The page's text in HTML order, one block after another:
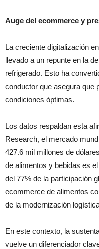
Auge del ecommerce y
La creciente digitalización
llevado a un repunte en la
refrigerado. Esto ha
conductor que asegura que
condiciones óptimas.
Los datos respaldan esta
Research, el mercado
427.6 mil millones de
de alimentos y bebidas es
del 77% de la participación
ecommerce de alimentos
de la modernización
En este contexto, la
vuelve un diferenciador